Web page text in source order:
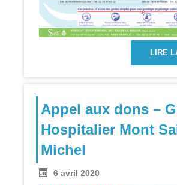
LIRE
Appel aux dons –
Hospitalier Mont
Michel
6 avril 2020